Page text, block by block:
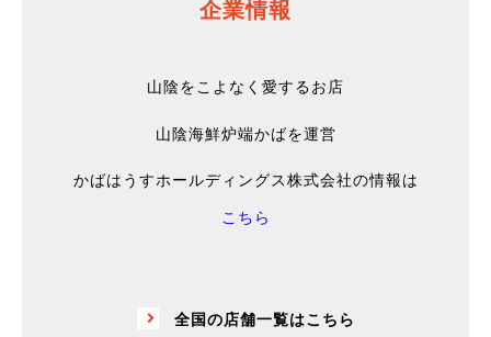
企業情報
山陰をこよなく愛するお店
山陰海鮮炉端かばを運営
かばはうすホールディングス株式会社の情報は
こちら
全国の店舗一覧はこちら